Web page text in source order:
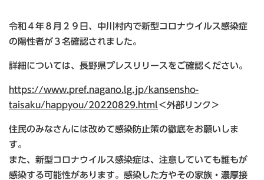
令和４年８月２９日、中川村内で新型コロナウイルス感染症
の陽性者が３名確認されました。
詳細については、長野県プレスリリースをご確認ください。
https://www.pref.nagano.lg.jp/kansensho-
taisaku/happyou/20220829.html＜外部リンク＞
住民のみなさんには改めて感染防止策の徹底をお願いしま
す。
また、新型コロナウイルス感染症は、注意していても誰もが
感染する可能性があります。感染した方やその家族・濃厚接